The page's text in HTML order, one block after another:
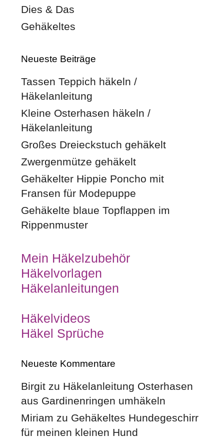
Dies & Das
Gehäkeltes
Neueste Beiträge
Tassen Teppich häkeln /
Häkelanleitung
Kleine Osterhasen häkeln /
Häkelanleitung
Großes Dreieckstuch gehäkelt
Zwergenmütze gehäkelt
Gehäkelter Hippie Poncho mit
Fransen für Modepuppe
Gehäkelte blaue Topflappen im
Rippenmuster
Mein Häkelzubehör
Häkelvorlagen
Häkelanleitungen
Häkelvideos
Häkel Sprüche
Neueste Kommentare
Birgit zu Häkelanleitung Osterhasen
aus Gardinenringen umhäkeln
Miriam zu Gehäkeltes Hundegeschirr
für meinen kleinen Hund